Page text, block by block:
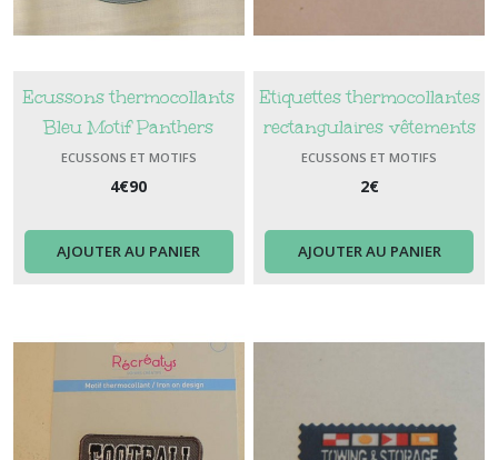
Ecussons thermocollants
Bleu Motif Panthers
vêtements garçon
Panthers
ECUSSONS ET MOTIFS
4€90
AJOUTER AU PANIER
Etiquettes thermocollantes
rectangulaires vêtements
garçon always over the
top
ECUSSONS ET MOTIFS
2€
AJOUTER AU PANIER